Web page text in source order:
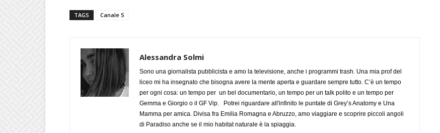
TAGS Canale 5
Alessandra Solmi
Sono una giornalista pubblicista e amo la televisione, anche i programmi trash. Una mia prof del
liceo mi ha insegnato che bisogna avere la mente aperta e guardare sempre tutto. C’è un tempo
per ogni cosa: un tempo per un bel documentario, un tempo per un talk polito e un tempo per
Gemma e Giorgio o il GF Vip. Potrei riguardare all'infinito le puntate di Grey’s Anatomy e Una
Mamma per amica. Divisa fra Emilia Romagna e Abruzzo, amo viaggiare e scoprire piccoli angoli
di Paradiso anche se il mio habitat naturale è la spiaggia.